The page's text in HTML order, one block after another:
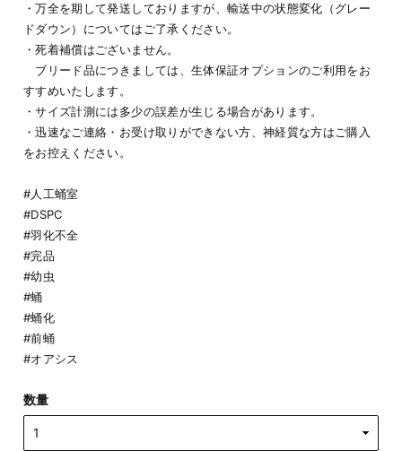
・万全を期して発送しておりますが、輸送中の状態変化（グレー
ドダウン）についてはご了承ください。
・死着補償はございません。
ブリード品につきましては、生体保証オプションのご利用をお
すすめいたします。
・サイズ計測には多少の誤差が生じる場合があります。
・迅速なご連絡・お受け取りができない方、神経質な方はご購入
をお控えください。
#人工蛹室
#DSPC
#羽化不全
#完品
#幼虫
#蛹
#蛹化
#前蛹
#オアシス
数量